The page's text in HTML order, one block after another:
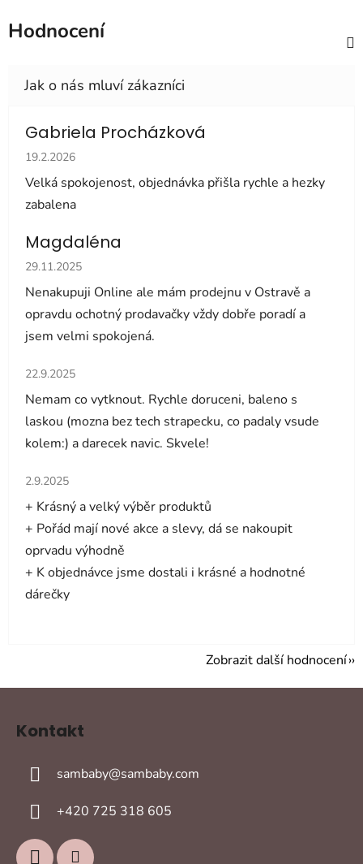
Hodnocení
Gabriela Procházková
Hodnocení obchodu je 5 z 5 hvězdiček.
19.2.2026
Velká spokojenost, objednávka přišla rychle a hezky
zabalena
Magdaléna
Hodnocení obchodu je 5 z 5 hvězdiček.
29.11.2025
Nenakupuji Online ale mám prodejnu v Ostravě a
opravdu ochotný prodavačky vždy dobře poradí a
jsem velmi spokojená.
Hodnocení obchodu je 5 z 5 hvězdiček.
22.9.2025
Nemam co vytknout. Rychle doruceni, baleno s
laskou (mozna bez tech strapecku, co padaly vsude
kolem:) a darecek navic. Skvele!
Hodnocení obchodu je 5 z 5 hvězdiček.
2.9.2025
+ Krásný a velký výběr produktů
+ Pořád mají nové akce a slevy, dá se nakoupit
oprvadu výhodně
+ K objednávce jsme dostali i krásné a hodnotné
dárečky
Zobrazit další hodnocení
Kontakt
sambaby@sambaby.com
+420 725 318 605